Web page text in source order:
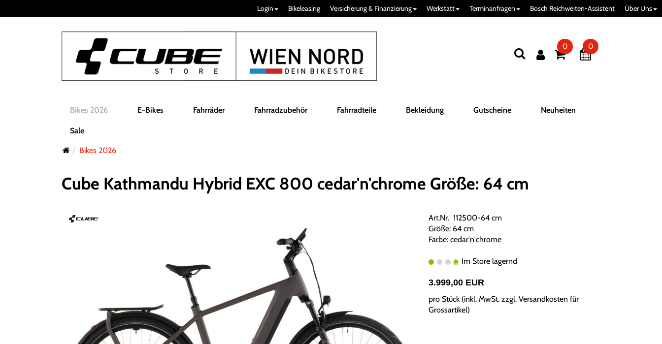
Login Bikeleasing Versicherung & Finanzierung Werkstatt Terminanfragen Bosch Reichweiten-Assistent Über Uns
0 0
Bikes 2026 E-Bikes Fahrräder Fahrradzubehör Fahrradteile Bekleidung Gutscheine Neuheiten
Sale
Bikes 2026
Cube Kathmandu Hybrid EXC 800 cedar'n'chrome Größe: 64 cm
Art.Nr. 112500-64 cm
Größe: 64 cm
Farbe: cedar'n'chrome
Im Store lagernd
3.999,00 EUR
pro Stück (inkl. MwSt. zzgl. Versandkosten für
Grossartikel)